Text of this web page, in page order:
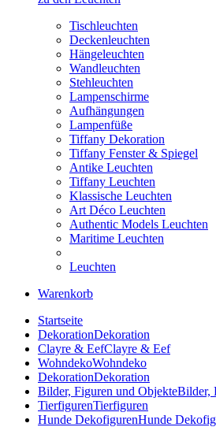
Tischleuchten
Deckenleuchten
Hängeleuchten
Wandleuchten
Stehleuchten
Lampenschirme
Aufhängungen
Lampenfüße
Tiffany Dekoration
Tiffany Fenster & Spiegel
Antike Leuchten
Tiffany Leuchten
Klassische Leuchten
Art Déco Leuchten
Authentic Models Leuchten
Maritime Leuchten
Leuchten
Warenkorb
Startseite
DekorationDekoration
Clayre & EefClayre & Eef
WohndekoWohndeko
DekorationDekoration
Bilder, Figuren und ObjekteBilder,
TierfigurenTierfiguren
Hunde DekofigurenHunde